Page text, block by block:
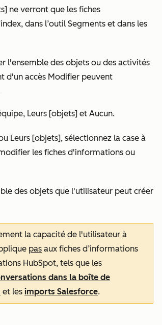
ne verront que les fiches
dans l’outil Segments et dans les
l'ensemble des objets ou des activités
d'un accès Modifier peuvent
, Leurs [objets] et Aucun.
Leurs [objets], sélectionnez la case à
les fiches d'informations ou
des objets que l'utilisateur peut créer
la capacité de l'utilisateur à
pas aux fiches d’informations
HubSpot, tels que les
dans la boîte de
et les imports Salesforce.